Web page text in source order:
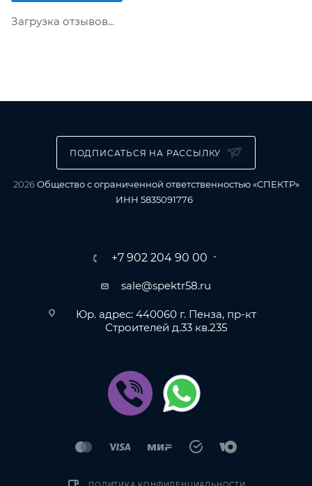
Загрузка отзывов...
ПОДПИСАТЬСЯ НА РАССЫЛКУ
2026Общество с ограниченной ответственностью «СПЕКТР»
ИНН 5835091776
+7 902 204 90 00
sale@spektr58.ru
Юр. адрес: 440060 г. Пенза, пр-кт
Строителей д.33 кв.235